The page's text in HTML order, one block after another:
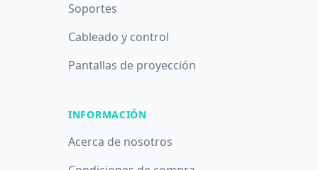
Soportes
Cableado y control
Pantallas de proyección
INFORMACIÓN
Acerca de nosotros